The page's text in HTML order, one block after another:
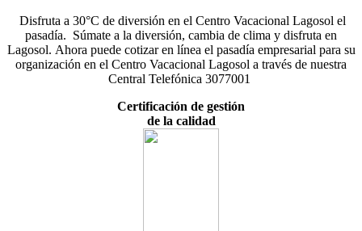
Disfruta a 30°C de diversión en el Centro Vacacional Lagosol el
pasadía. Súmate a la diversión, cambia de clima y disfruta en
Lagosol. Ahora puede cotizar en línea el pasadía empresarial para su
organización en el Centro Vacacional Lagosol a través de nuestra
Central Telefónica 3077001
Certificación de gestión
de la calidad